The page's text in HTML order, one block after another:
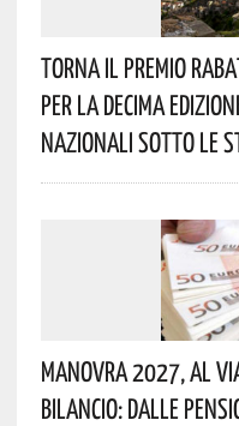
Torna Il Premio
Per La Decima
Nazionali Sotto Le
Manovra 2027, Al
Bilancio: Dalle